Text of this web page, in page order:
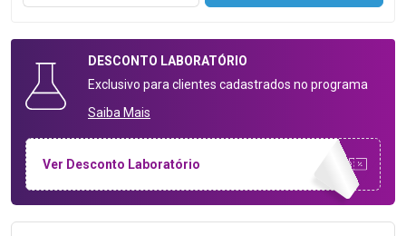
DESCONTO LABORATÓRIO
Exclusivo para clientes cadastrados no programa
Saiba Mais
Ver Desconto Laboratório